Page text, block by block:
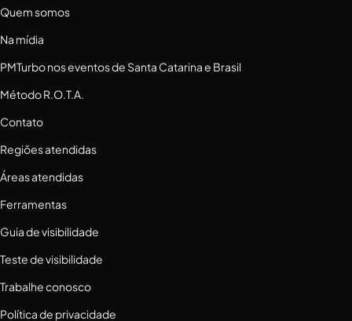
Quem somos
Na mídia
PMTurbo nos eventos de Santa Catarina e Brasil
Método R.O.T.A.
Contato
Regiões atendidas
Áreas atendidas
Ferramentas
Guia de visibilidade
Teste de visibilidade
Trabalhe conosco
Política de privacidade